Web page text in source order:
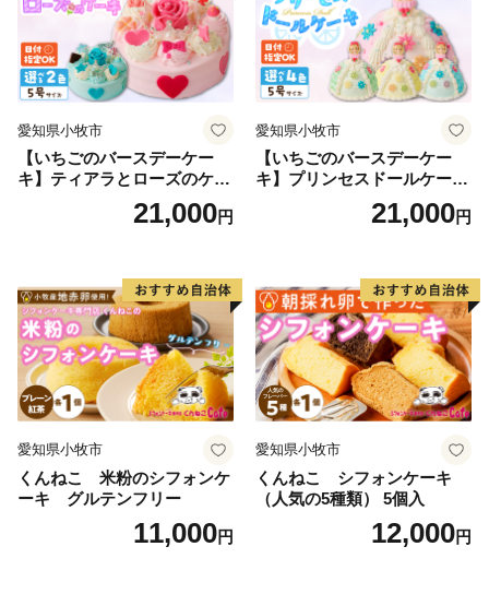
愛知県小牧市
【いちごのバースデーケー
キ】ティアラとローズのケー
キ スイーツ デザート 洋菓
子 お取り寄せ 愛知県 小牧市
レーション ホールケーキ 日
時指定可
21,000円
愛知県小牧市
【いちごのバースデーケー
キ】プリンセスドールケーキ
日時指定可 スイーツ デザー
ト 洋菓子 お取り寄せ 愛知県
デコレーションケーキ ホー
ルケーキ 人形 かわいい こど
も
21,000円
愛知県小牧市
くんねこ 米粉のシフォンケ
ーキ グルテンフリー
11,000円
愛知県小牧市
くんねこ シフォンケーキ
（人気の5種類） 5個入
12,000円